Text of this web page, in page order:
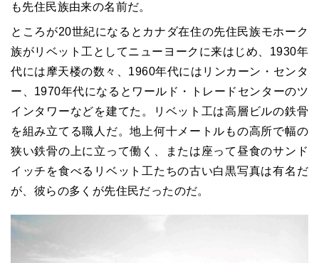
も先住民族由来の名前だ。
ところが20世紀になるとカナダ在住の先住民族モホーク
族がリベット工としてニューヨークに来はじめ、1930年
代には摩天楼の数々、1960年代にはリンカーン・センタ
ー、1970年代になるとワールド・トレードセンターのツ
インタワーなどを建てた。リベット工は高層ビルの鉄骨
を組み立てる職人だ。地上何十メートルもの高所で幅の
狭い鉄骨の上に立って働く、または座って昼食のサンド
イッチを食べるリベット工たちの古い白黒写真は有名だ
が、彼らの多くが先住民だったのだ。